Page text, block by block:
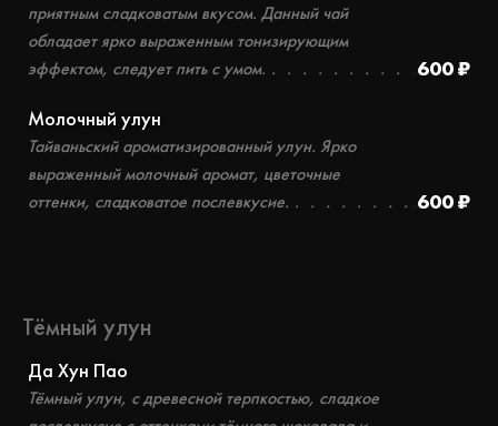
приятным сладковатым вкусом. Данный чай
обладает ярко выраженным тонизирующим
эффектом, следует пить с умом.
600 ₽
Молочный улун
Тайваньский ароматизированный улун. Ярко
выраженный молочный аромат, цветочные
оттенки, сладковатое послевкусие.
600 ₽
Тёмный улун
Да Хун Пао
Тёмный улун, с древесной терпкостью, сладкое